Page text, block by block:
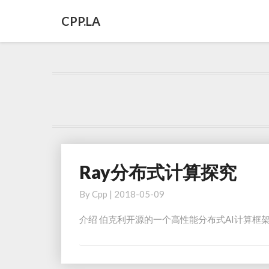
CPP.LA
Ray
布
式
算
Ray分布式计算探究
By Cpp | 2018-05-09
介绍 伯克利开源的一个高性能分布式AI计算